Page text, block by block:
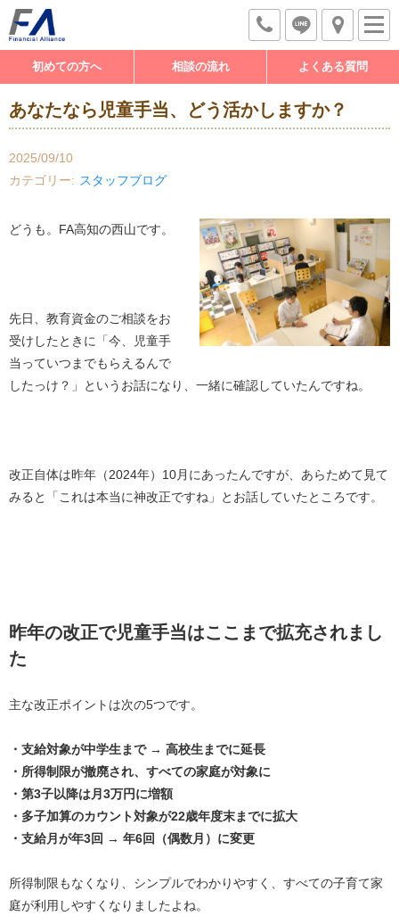
初めての方へ 相談の流れ よくある質問
あなたなら児童手当、どう活かしますか？
2025/09/10
カテゴリー
スタッフブログ
どうも。 FA高知の西山です。
先日、教育資金のご相談をお
受けしたときに「今、児童手
当っていつまでもらえるんで
したっけ？」というお話になり、一緒に確認していたんですね。
改正自体は昨年（2024年） 10月にあったんですが、あらためて見て
みると「これは本当に神改正ですね」とお話していたところです。
昨年の改正で児童手当はここまで拡充されまし
た
主な改正ポイントは次の5つです。
・支給対象が中学生まで → 高校生までに延長
・所得制限が撤廃され、すべての家庭が対象に
・第3子以降は月3万円に増額
・多子加算のカウント対象が22歳年度末までに拡大
・支給月が年3回 → 年6回（偶数月）に変更
所得制限もなくなり、シンプルでわかりやすく、すべての子育て家
庭が利用しやすくなりましたよね。